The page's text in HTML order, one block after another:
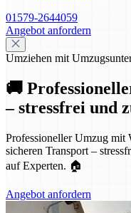
01579-2644059
Angebot anfordern
Umziehen mit
🚚
– stressfrei und
Professioneller Umzug mit
sicheren Transport –
auf Experten. 🏠
Angebot anfordern